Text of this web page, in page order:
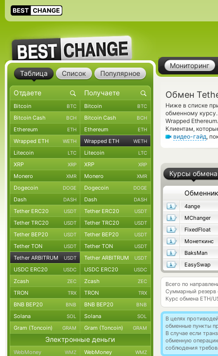
Мониторинг
Обмен
Ниже в списке
обменному
Wrapped
Клиентам,
видео-гайд,
Курсы обмена
Обменник
4ange
MChanger
FixedFloat
Монеткинс
BaksMan
EasySwap
Всего по
Суммарный резерв
Курс обмена ETH/
В целях
обменные пункты
В случае если
обменную
соблюдения
Таблица Список Популярное
Bitcoin BTC Bitcoin BTC
Bitcoin Cash BCH Bitcoin Cash BCH
Ethereum ETH Ethereum ETH
Wrapped ETH WETH Wrapped ETH WETH
Litecoin LTC Litecoin LTC
XRP XRP XRP XRP
Monero XMR Monero XMR
Dogecoin DOGE Dogecoin DOGE
Dash DASH Dash DASH
Tether ERC20 USDT Tether ERC20 USDT
Tether TRC20 USDT Tether TRC20 USDT
Tether BEP20 USDT Tether BEP20 USDT
Tether TON USDT Tether TON USDT
Tether ARBITRUM USDT Tether ARBITRUM USDT
USDC ERC20 USDC USDC ERC20 USDC
Zcash ZEC Zcash ZEC
TRON TRX TRON TRX
BNB BEP20 BNB BNB BEP20 BNB
Solana SOL Solana SOL
Gram (Toncoin) GRAM Gram (Toncoin) GRAM
Электронные деньги
WebMoney WMZ WebMoney WMZ